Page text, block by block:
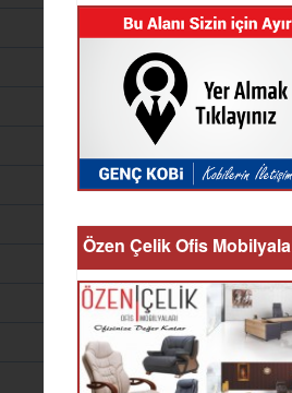
Özen Çelik Ofis Mobilyala